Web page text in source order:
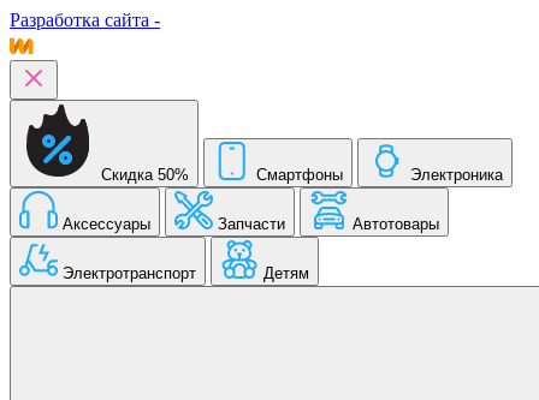
Разработка сайта -
Скидка 50% Смартфоны Электроника
Аксессуары Запчасти Автотовары
Электротранспорт Детям